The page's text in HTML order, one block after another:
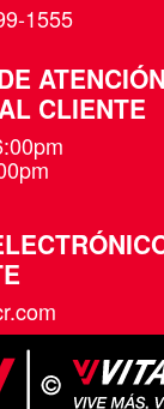
1555
CLIENTE